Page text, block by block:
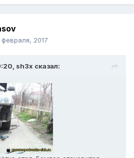
февраля, 2017
sh3x сказал: